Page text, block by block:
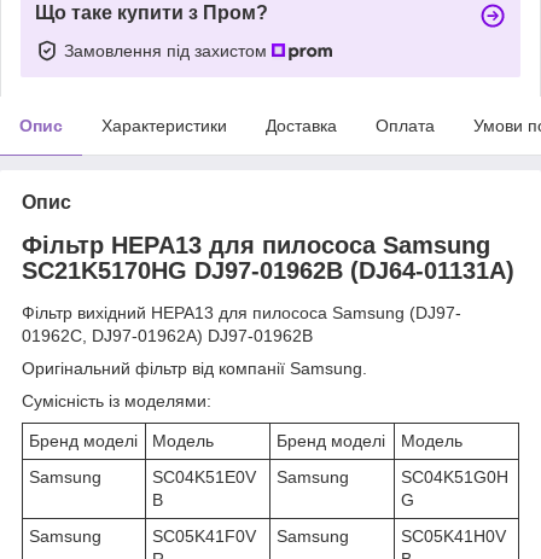
Що таке купити з Пром?
Замовлення під захистом
Опис Характеристики Доставка Оплата Умови
Опис
Фільтр HEPA13 для пилососа Samsung
SC21K5170HG DJ97-01962B (DJ64-01131A)
Фільтр вихідний HEPA13 для пилососа Samsung (DJ97-
01962C, DJ97-01962A) DJ97-01962B
Оригінальний фільтр від компанії Samsung.
Сумісність із моделями:
Бренд моделі Модель Бренд моделі
Модель
Samsung
SC04K51E0V
B
Samsung
SC04K51G0H
G
Samsung
SC05K41F0V
Samsung
SC05K41H0V